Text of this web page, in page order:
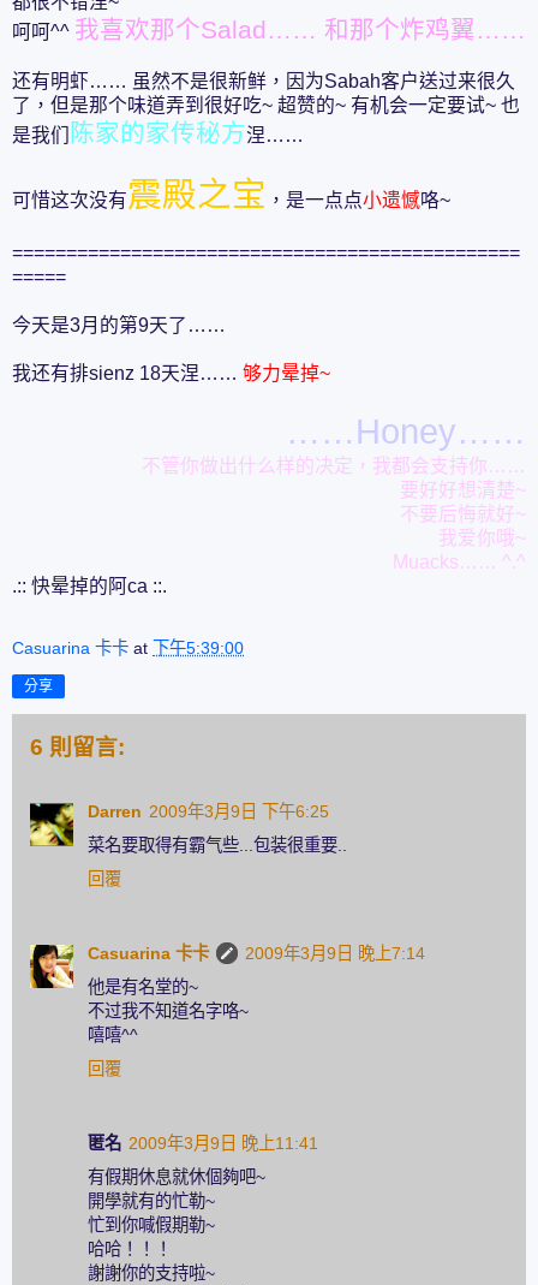
呵呵^^ 我喜欢那个Salad…… 和那个炸鸡翼……
还有明虾…… 虽然不是很新鲜，因为Sabah客户送过来很久
了，但是那个味道弄到很好吃~ 超赞的~ 有机会一定要试~ 也
是我们 陈家的家传秘方涅……
可惜这次没有震殿之宝 ，是一点点小遗憾咯~
===============================================
=====
今天是3月的第9天了……
我还有排sienz 18天涅…… 够力晕掉~
……Honey……
不管你做出什么样的决定，我都会支持你……
要好好想清楚~
不要后悔就好~
我爱你哦~
Muacks…… ^.^
.:: 快晕掉的阿ca ::.
Casuarina 卡卡 at 下午5:39:00
分享
6 則留言:
Darren 2009年3月9日 下午6:25
菜名要取得有霸气些...包装很重要..
回覆
Casuarina 卡卡
2009年3月9日 晚上7:14
他是有名堂的~
不过我不知道名字咯~
嘻嘻^^
回覆
匿名 2009年3月9日 晚上11:41
有假期休息就休個夠吧~
開學就有的忙勒~
忙到你喊假期勒~
哈哈！！！
謝謝你的支持啦~